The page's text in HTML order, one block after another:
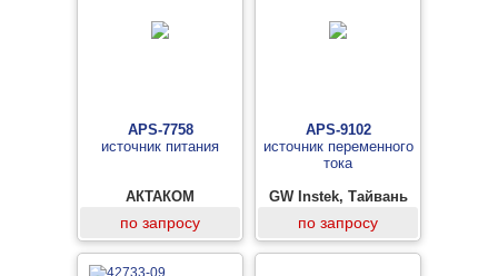
APS-7758
источник питания
АКТАКОМ
по запросу
APS-9102
источник переменного
тока
GW Instek, Тайвань
по запросу